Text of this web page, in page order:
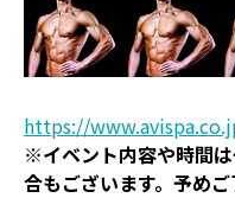
https://
※イベント内容や時間
合もございます。予めご